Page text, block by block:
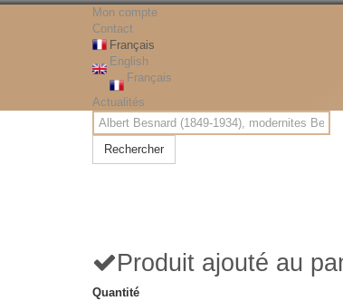
Mon compte
Contact
Français
English
Français
Actualités
Rechercher
Produit ajouté au
Quantité